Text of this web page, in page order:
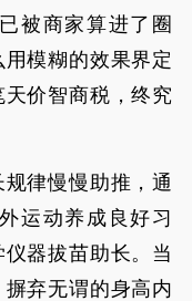
被商家算进了圈
模糊的效果界定
价智商税，终究
律慢慢助推，通
运动养成良好习
器拔苗助长。当
弃无谓的身高内